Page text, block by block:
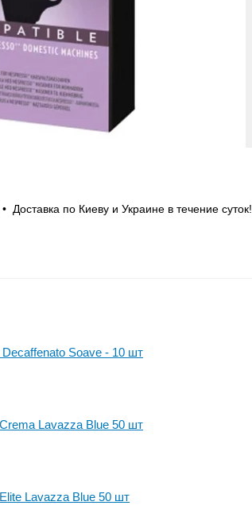
по Киеву и Украине в течение суток!
Soave - 10 шт
Lavazza Blue 50 шт
Lavazza Blue 50 шт